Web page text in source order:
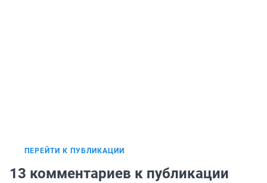
ПЕРЕЙТИ К ПУБЛИКАЦИИ
13 комментариев к публикации